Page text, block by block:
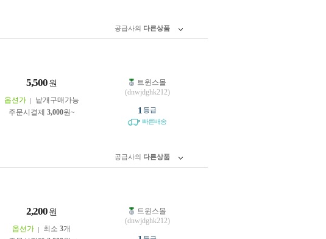
공급사의 다른상품
5,500 원
옵션가
낱개구매가능
주문시결제 3,000원~
트윈스몰
(dnwjdghk212)
1 등급
빠른배송
공급사의 다른상품
2,200 원
옵션가 최소 3개
트윈스몰
(dnwjdghk212)